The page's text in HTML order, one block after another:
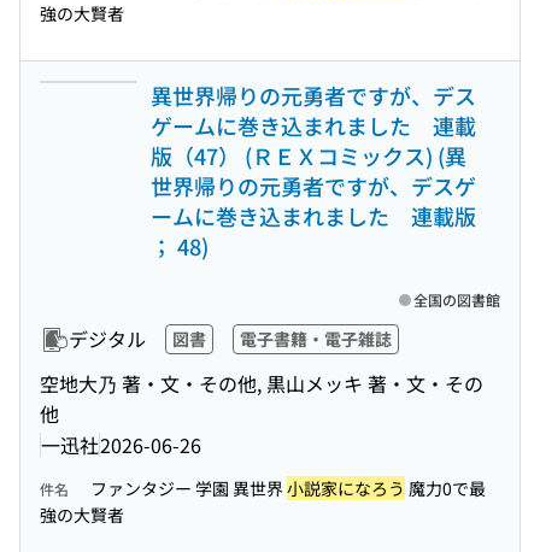
強の大賢者
異世界帰りの元勇者ですが、デス
ゲームに巻き込まれました 連載
版（47） (ＲＥＸコミックス) (異
世界帰りの元勇者ですが、デスゲ
ームに巻き込まれました 連載版
； 48)
デジタル 図書 電子書籍・電子雑誌
空地大乃 著・文・その他, 黒山メッキ 著・文・その
他
一迅社2026-06-26
全国の図書館
件名 ファンタジー 学園 異世界小説家になろう 魔力0で最
強の大賢者